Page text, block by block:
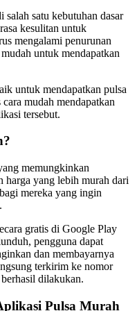
satu kebutuhan dasar
kesulitan untuk
mengalami penurunan
untuk mendapatkan
untuk mendapatkan pulsa
mudah mendapatkan
tersebut.
memungkinkan
harga yang lebih murah dari
mereka yang ingin
gratis di Google Play
pengguna dapat
dan membayarnya
terkirim ke nomor
dilakukan.
Pulsa Murah